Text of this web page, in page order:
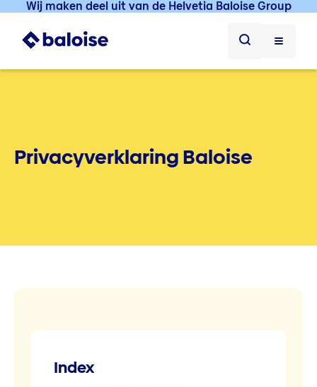
Wij maken deel uit van de Helvetia Baloise Group
Privacyverklaring Baloise
Index